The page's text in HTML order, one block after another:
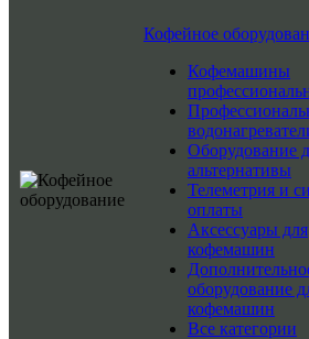
Кофейное
Кофемашины
Оборудование
альтернативы
Телеметрия и
оплаты
Аксессуары для
кофемашин
оборудование
кофемашин
Все категории